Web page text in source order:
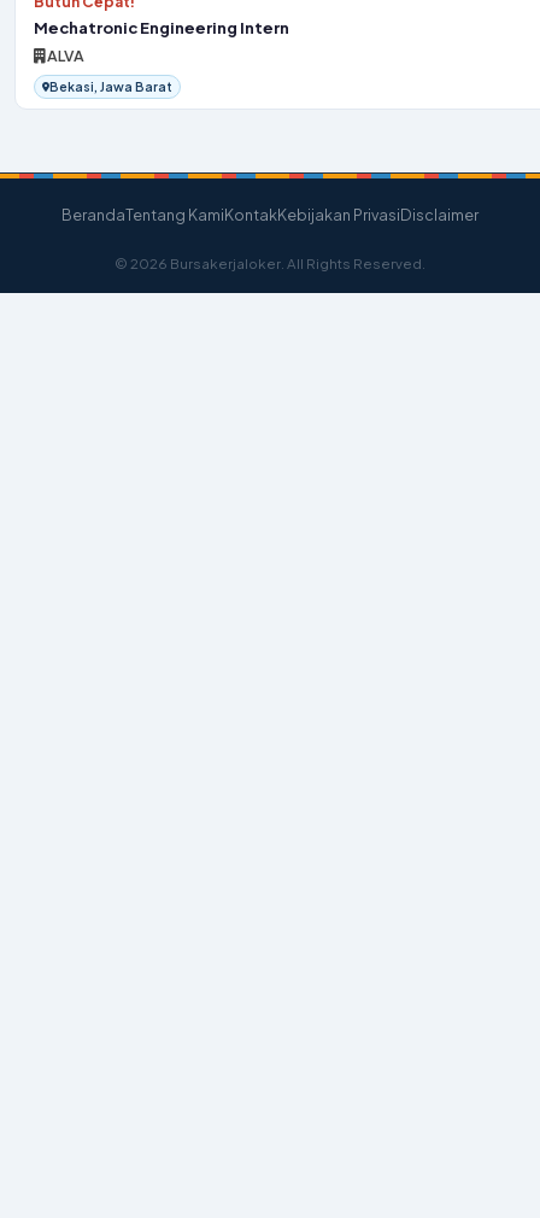
Mechatronic Engineering Intern
ALVA
Bekasi, Jawa Barat
BerandaTentang KamiKontakKebijakan PrivasiDisclaimer
© 2026 Bursakerjaloker. All Rights Reserved.